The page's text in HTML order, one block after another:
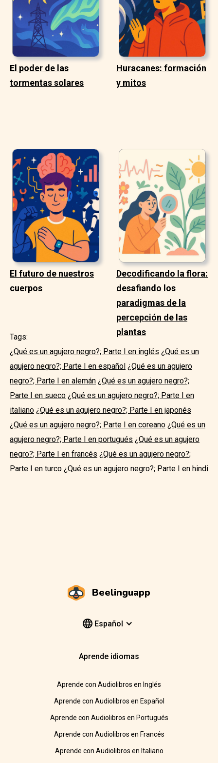
El poder de las
tormentas solares
Huracanes: formación
y mitos
El futuro de nuestros
cuerpos
Decodificando la flora:
desafiando los
paradigmas de la
percepción de las
plantas
Tags:
¿Qué es un agujero negro?; Parte I en inglés ¿Qué es un
agujero negro?; Parte I en español ¿Qué es un agujero
negro?; Parte I en alemán ¿Qué es un agujero negro?;
Parte I en sueco ¿Qué es un agujero negro?; Parte I en
italiano ¿Qué es un agujero negro?; Parte I en japonés
¿Qué es un agujero negro?; Parte I en coreano ¿Qué es un
agujero negro?; Parte I en portugués ¿Qué es un agujero
negro?; Parte I en francés ¿Qué es un agujero negro?;
Parte I en turco ¿Qué es un agujero negro?; Parte I en hindi
Beelinguapp
Español
Aprende idiomas
Aprende con Audiolibros en Inglés
Aprende con Audiolibros en Español
Aprende con Audiolibros en Portugués
Aprende con Audiolibros en Francés
Aprende con Audiolibros en Italiano